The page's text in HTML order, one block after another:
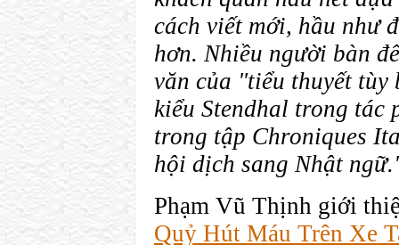
cách viết mới, hầu như
hơn. Nhiều người bàn
văn của "tiểu thuyết
kiểu Stendhal trong tác
trong tập Chroniques
hội dịch sang Nhật
Phạm Vũ Thịnh giới
Quỷ Hút Máu Trên Xe